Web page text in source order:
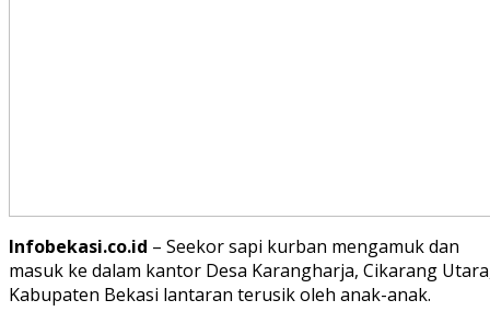
Infobekasi.co.id – Seekor sapi kurban mengamuk dan
masuk ke dalam kantor Desa Karangharja, Cikarang
Kabupaten Bekasi lantaran terusik oleh anak-anak.